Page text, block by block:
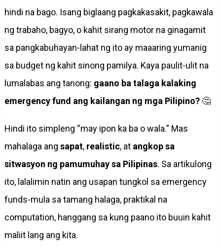
hindi na bago. Isang biglaang pagkakasakit, pagkawala
ng trabaho, bagyo, o kahit sirang motor na ginagamit
sa pangkabuhayan-lahat ng ito ay maaaring yumanig
sa budget ng kahit sinong pamilya. Kaya paulit-ulit na
lumalabas ang tanong: gaano ba talaga kalaking
emergency fund ang kailangan ng mga Pilipino?🤔
Hindi ito simpleng “may ipon ka ba o wala.” Mas
mahalaga ang sapat, realistic, at angkop sa
sitwasyon ng pamumuhay sa Pilipinas. Sa artikulong
ito, lalalimin natin ang usapan tungkol sa emergency
funds-mula sa tamang halaga, praktikal na
computation, hanggang sa kung paano ito buuin kahit
maliit lang ang kita.